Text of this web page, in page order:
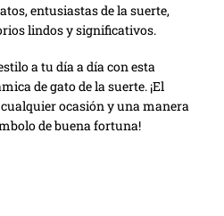
entusiastas de la suerte,
lindos y significativos.
a tu día a día con esta
de gato de la suerte. ¡El
ocasión y una manera
de buena fortuna!